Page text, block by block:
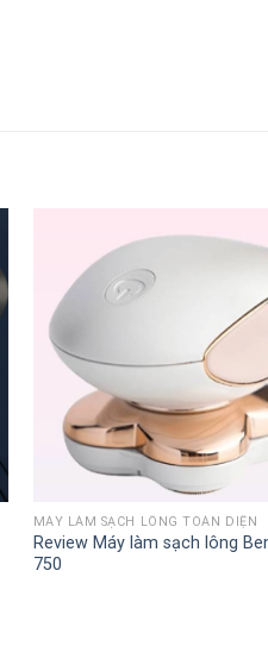
MÁY LÀM SẠCH LÔNG TOÀN DIỆN
Review Máy làm sạch lông
750